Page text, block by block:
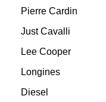
Pierre Cardin
Just Cavalli
Lee Cooper
Longines
Diesel